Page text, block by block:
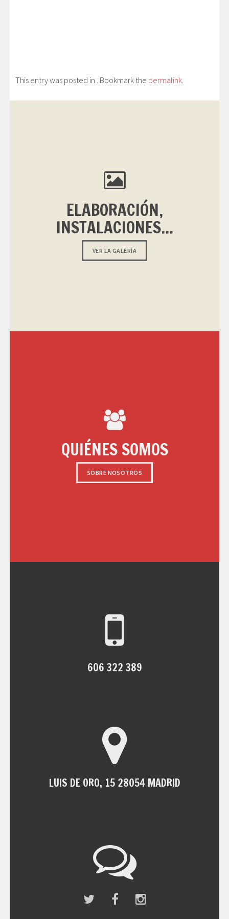
This entry was posted in . Bookmark the permalink
ELABORACIÓN,
INSTALACIONES...
VER LA GALERÍA
QUIÉNES SOMOS
SOBRE NOSOTROS
606 322 389
LUIS DE ORO, 15 28054 MADRID